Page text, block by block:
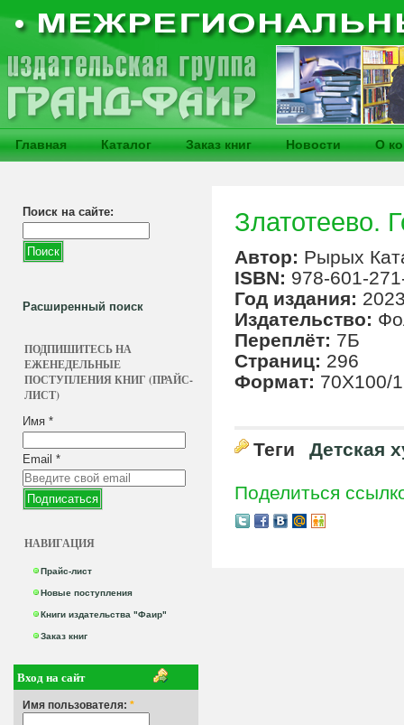
Главная Каталог Заказ книг Новости О
Поиск на сайте:
Расширенный поиск
ПОДПИШИТЕСЬ НА
ЕЖЕНЕДЕЛЬНЫЕ
ПОСТУПЛЕНИЯ КНИГ (ПРАЙС-
ЛИСТ)
Имя *
Email *
НАВИГАЦИЯ
Прайс-лист
Новые поступления
Книги издательства "Фаир"
Заказ книг
Вход на сайт
Имя пользователя: *
Златотеево.
Автор: Рырых
ISBN: 978-601-
Год издания:
Издательство:
Переплёт: 7Б
Страниц: 296
Формат: 70Х100/
Теги Детская
Поделиться